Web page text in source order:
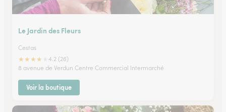
Le Jardin des Fleurs
Cestas
★★★★
4.2 (26)
8 avenue de Verdun Centre Commercial Intermarché
Voir la boutique